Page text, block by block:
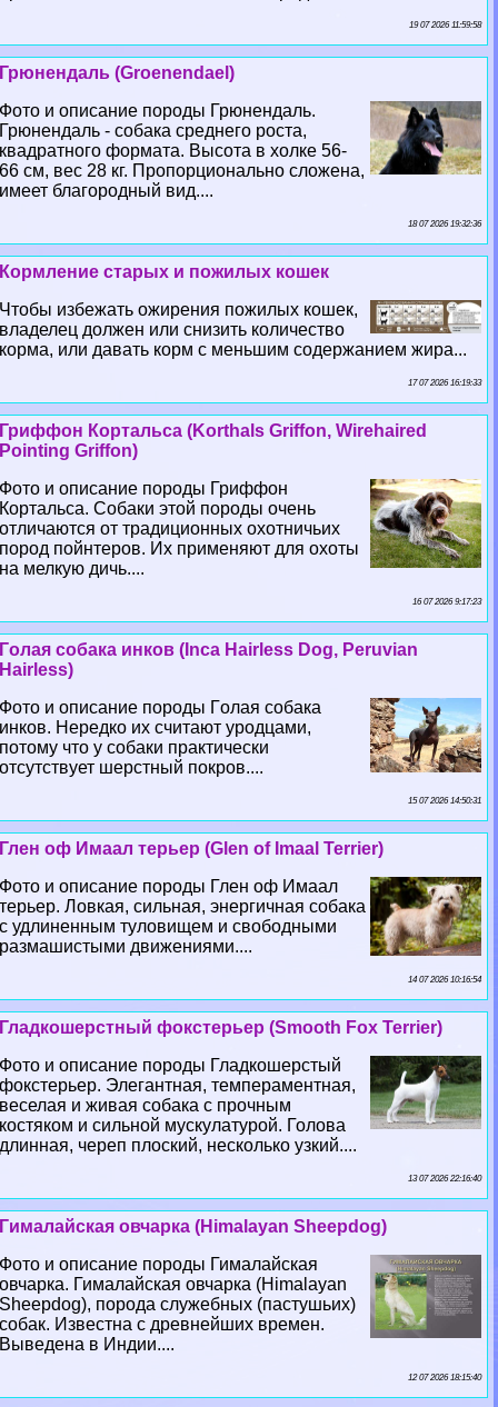
19 07 2026 11:59:58
Грюнендаль (Groenendael)
Фото и описание породы Грюнендаль.
Грюнендаль - собака среднего роста,
квадратного формата. Высота в холке 56-
66 см, вес 28 кг. Пропорционально сложена,
имеет благородный вид....
18 07 2026 19:32:36
Кормление старых и пожилых кошек
Чтобы избежать ожирения пожилых кошек,
владелец должен или снизить количество
корма, или давать корм с меньшим содержанием жира...
17 07 2026 16:19:33
Гриффон Кортальса (Korthals Griffon, Wirehaired
Pointing Griffon)
Фото и описание породы Гриффон
Кортальса. Собаки этой породы очень
отличаются от традиционных охотничьих
пород пойнтеров. Их применяют для охоты
на мелкую дичь....
16 07 2026 9:17:23
Гoлая собака инков (Inca Hairless Dog, Peruvian
Hairless)
Фото и описание породы Гoлая собака
инков. Нередко их считают уpoдцами,
потому что у собаки пpaктически
отсутствует шерстный покров....
15 07 2026 14:50:31
Глен оф Имаал терьер (Glen of Imaal Terrier)
Фото и описание породы Глен оф Имаал
терьер. Ловкая, сильная, энергичная собака
с удлиненным туловищем и свободными
размашистыми движениями....
14 07 2026 10:16:54
Гладкошерстный фокстерьер (Smooth Fox Terrier)
Фото и описание породы Гладкошерстый
фокстерьер. Элегантная, темпераментная,
веселая и живая собака с прочным
костяком и сильной мускулатурой. Голова
длинная, череп плоский, несколько узкий....
13 07 2026 22:16:40
Гималайская овчарка (Himalayan Sheepdog)
Фото и описание породы Гималайская
овчарка. Гималайская овчарка (Himalayan
Sheepdog), порода служебных (пастушьих)
собак. Известна с древнейших времен.
Выведена в Индии....
12 07 2026 18:15:40